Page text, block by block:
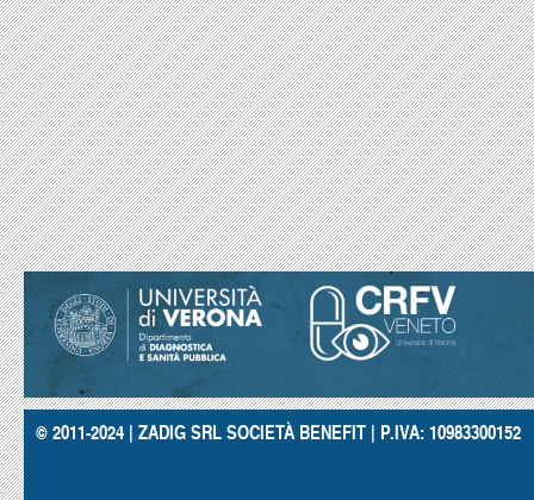
© 2011-2024 | ZADIG SRL SOCIETÀ BENEFIT | P.IVA: 10983300152